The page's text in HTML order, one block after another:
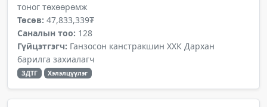
тоног төхөөрөмж
Төсөв: 47,833,339₮
Саналын тоо: 128
Гүйцэтгэгч: Ганзосон канстракшин ХХК Дархан
барилга захиалагч
ЗДТГ Хэлэлцүүлэг